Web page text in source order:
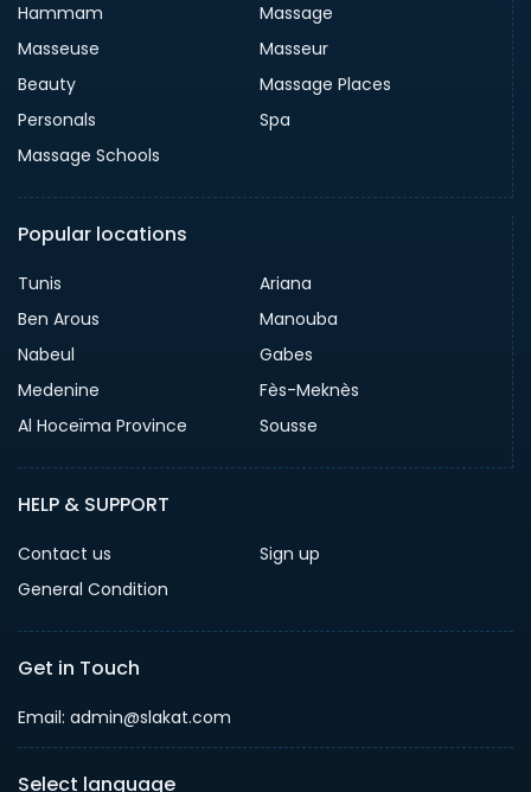
Hammam
Massage
Masseuse
Masseur
Beauty
Massage Places
Personals
Spa
Massage Schools
Popular locations
Tunis
Ariana
Ben Arous
Manouba
Nabeul
Gabes
Medenine
Fès-Meknès
Al Hoceïma Province
Sousse
HELP & SUPPORT
Contact us
Sign up
General Condition
Get in Touch
Email: admin@slakat.com
Select language